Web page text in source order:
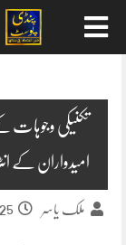
تکنیکی
امیدواران کے
ملک یاسر